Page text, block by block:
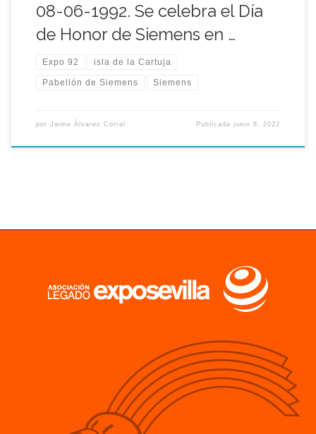
08-06-1992. Se celebra el Día
de Honor de Siemens en …
Expo 92 isla de la Cartuja
Pabellón de Siemens Siemens
por Jaime Álvarez Corral Publicadajunio 8, 2022